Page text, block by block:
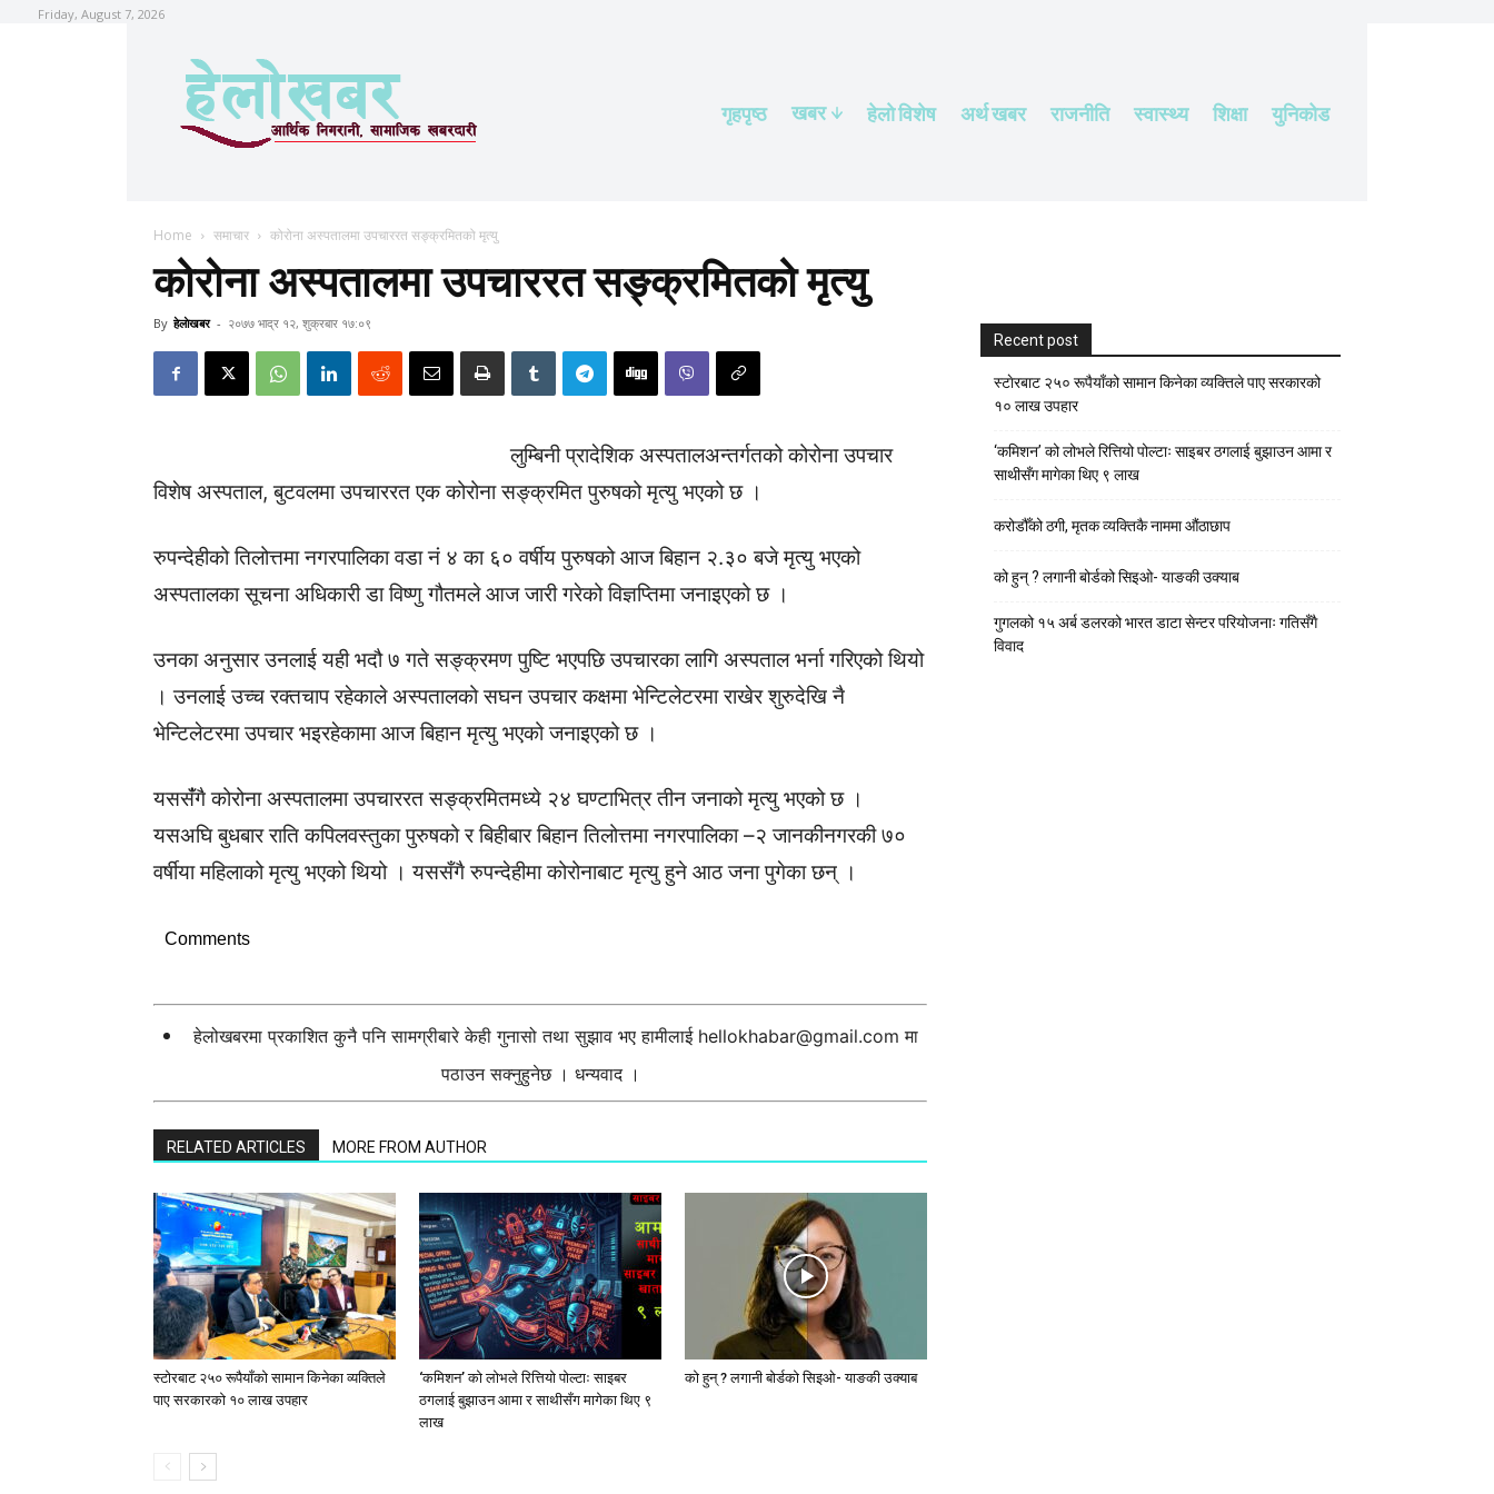
Friday, August 7, 2026
गृहपृष्ठ खबर हेलाे विशेष अर्थ खबर राजनीति स्वास्थ्य शिक्षा युनिकोड
Home समाचार कोरोना अस्पतालमा उपचाररत सङ्क्रमितको मृत्यु
कोरोना अस्पतालमा उपचाररत सङ्क्रमितको मृत्यु
By हेलाेखबर - २०७७ भाद्र १२, शुक्रबार १७:०९
लुम्बिनी प्रादेशिक अस्पतालअन्तर्गतको कोरोना उपचार
विशेष अस्पताल, बुटवलमा उपचाररत एक कोरोना सङ्क्रमित पुरुषको मृत्यु भएको छ ।
रुपन्देहीको तिलोत्तमा नगरपालिका वडा नं ४ का ६० वर्षीय पुरुषको आज बिहान २.३० बजे मृत्यु भएको
अस्पतालका सूचना अधिकारी डा विष्णु गौतमले आज जारी गरेको विज्ञप्तिमा जनाइएको छ ।
उनका अनुसार उनलाई यही भदौ ७ गते सङ्क्रमण पुष्टि भएपछि उपचारका लागि अस्पताल भर्ना गरिएको थियो
। उनलाई उच्च रक्तचाप रहेकाले अस्पतालको सघन उपचार कक्षमा भेन्टिलेटरमा राखेर शुरुदेखि नै
भेन्टिलेटरमा उपचार भइरहेकामा आज बिहान मृत्यु भएको जनाइएको छ ।
यससँंगै कोरोना अस्पतालमा उपचाररत सङ्क्रमितमध्ये २४ घण्टाभित्र तीन जनाको मृत्यु भएको छ ।
यसअघि बुधबार राति कपिलवस्तुका पुरुषको र बिहीबार बिहान तिलोत्तमा नगरपालिका –२ जानकीनगरकी ७०
वर्षीया महिलाको मृत्यु भएको थियो । यससँगै रुपन्देहीमा कोरोनाबाट मृत्यु हुने आठ जना पुगेका छन् ।
Comments
हेलोखबरमा प्रकाशित कुनै पनि सामग्रीबारे केही गुनासो तथा सुझाव भए हामीलाई hellokhabar@gmail.com मा
पठाउन सक्नुहुनेछ । धन्यवाद ।
RELATED ARTICLES MORE FROM AUTHOR
स्टाेरबाट २५० रूपैयाँको सामान किनेका व्यक्तिले
पाए सरकारको १० लाख उपहार
‘कमिशन’ को लोभले रित्तियो पोल्टाः साइबर
ठगलाई बुझाउन आमा र साथीसँग मागेका थिए ९
लाख
को हुन् ? लगानी बोर्डको सिइओ- याङकी उक्याब
Recent post
स्टाेरबाट २५० रूपैयाँको सामान किनेका व्यक्तिले पाए सरकारको
१० लाख उपहार
‘कमिशन’ को लोभले रित्तियो पोल्टाः साइबर ठगलाई बुझाउन आमा र
साथीसँग मागेका थिए ९ लाख
करोडौँको ठगी, मृतक व्यक्तिकै नाममा औंठाछाप
को हुन् ? लगानी बोर्डको सिइओ- याङकी उक्याब
गुगलको १५ अर्ब डलरको भारत डाटा सेन्टर परियोजनाः गतिसँगै
विवाद